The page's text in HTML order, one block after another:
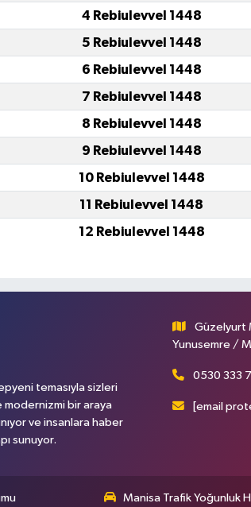
4 Rebiulevvel 1448
5 Rebiulevvel 1448
6 Rebiulevvel 1448
7 Rebiulevvel 1448
8 Rebiulevvel 1448
9 Rebiulevvel 1448
10 Rebiulevvel 1448
11 Rebiulevvel 1448
12 Rebiulevvel 1448
temasıyla sizleri
modernizmi bir araya
ve insanlara haber
sunuyor.
Güzelyurt
Yunusemre /
0530 333
[email
Manisa Trafik Yoğunluk